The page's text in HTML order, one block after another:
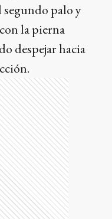
segundo palo y
la pierna
despejar hacia